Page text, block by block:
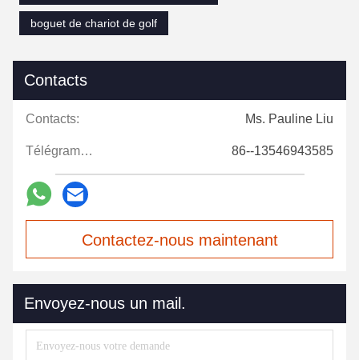
boguet de chariot de golf
Contacts
Contacts: Ms. Pauline Liu
Télégramme: 86--13546943585
Contactez-nous maintenant
Envoyez-nous un mail.